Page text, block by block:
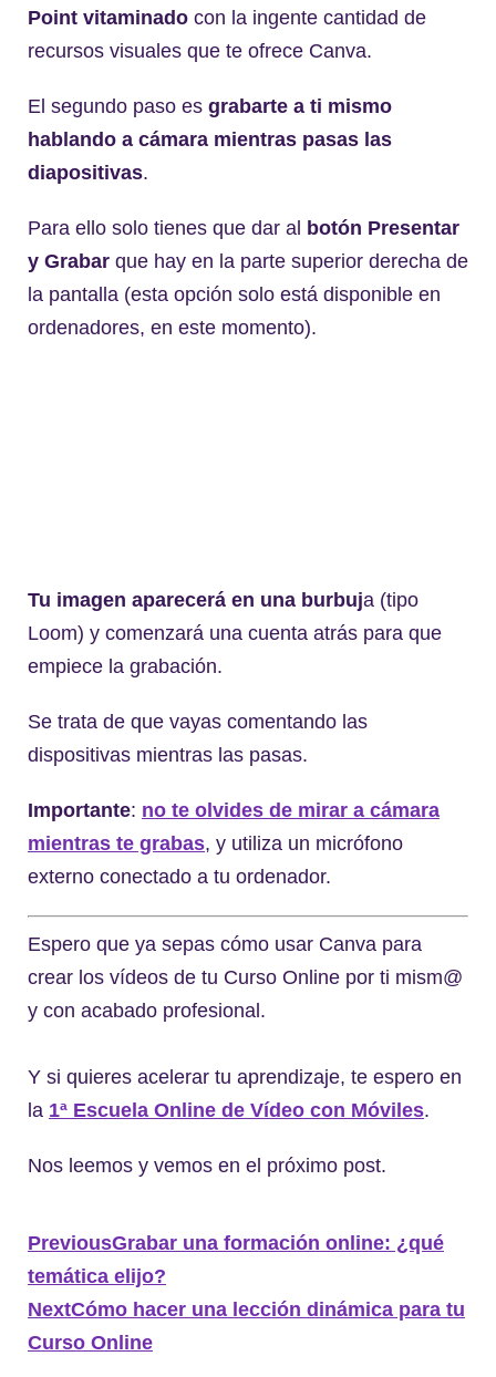
Point vitaminado con la ingente cantidad de
recursos visuales que te ofrece Canva.
El segundo paso es grabarte a ti mismo
hablando a cámara mientras pasas las
diapositivas.
Para ello solo tienes que dar al botón Presentar
y Grabar que hay en la parte superior derecha de
la pantalla (esta opción solo está disponible en
ordenadores, en este momento).
Tu imagen aparecerá en una burbuja (tipo
Loom) y comenzará una cuenta atrás para que
empiece la grabación.
Se trata de que vayas comentando las
dispositivas mientras las pasas.
Importante: no te olvides de mirar a cámara
mientras te grabas, y utiliza un micrófono
externo conectado a tu ordenador.
Espero que ya sepas cómo usar Canva para
crear los vídeos de tu Curso Online por ti mism@
y con acabado profesional.
Y si quieres acelerar tu aprendizaje, te espero en
la 1ª Escuela Online de Vídeo con Móvil es.
Nos leemos y vemos en el próximo post.
PreviousGrabar una formación online: ¿qué
temática elijo?
NextCómo hacer una lección dinámica para tu
Curso Online